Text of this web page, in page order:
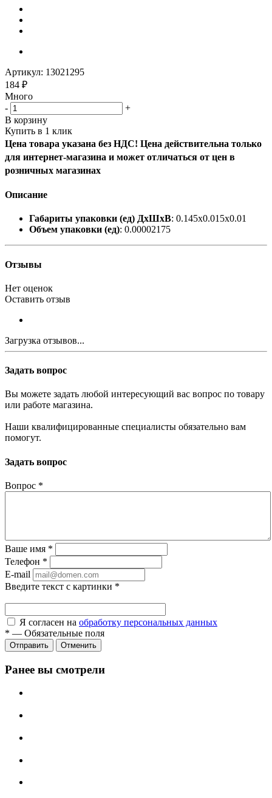
Артикул: 13021295
184 ₽
Много
-
+
В корзину
Купить в 1 клик
Цена товара указана без НДС! Цена действительна только
для интернет-магазина и может отличаться от цен в
розничных магазинах
Описание
Габариты упаковки (ед) ДхШхВ: 0.145x0.015x0.01
Объем упаковки (ед): 0.00002175
Отзывы
Нет оценок
Оставить отзыв
Загрузка отзывов...
Задать вопрос
Вы можете задать любой интересующий вас вопрос по товару
или работе магазина.
Наши квалифицированные специалисты обязательно вам
помогут.
Задать вопрос
Вопрос *
Ваше имя *
Телефон *
E-mail
Введите текст с картинки *
Я согласен на обработку персональных данных
* — Обязательные поля
Отправить Отменить
Ранее вы смотрели